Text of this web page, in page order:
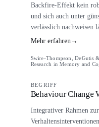
Backfire-Effekt kein
und sich auch unter
verlässlich nachweisen
Mehr erfahren→
Swire-Thompson, DeGutis
Research in Memory and
BEGRIFF
Behaviour Change
Integrativer Rahmen